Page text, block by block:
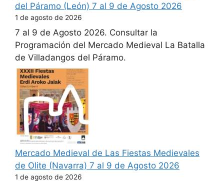
del Páramo (León) 7 al 9 de Agosto 2026
1 de agosto de 2026
7 al 9 de Agosto 2026. Consultar la
Programación del Mercado Medieval La Batalla
de Villadangos del Páramo.
Mercado Medieval de Las Fiestas Medievales
de Olite (Navarra) 7 al 9 de Agosto 2026
1 de agosto de 2026